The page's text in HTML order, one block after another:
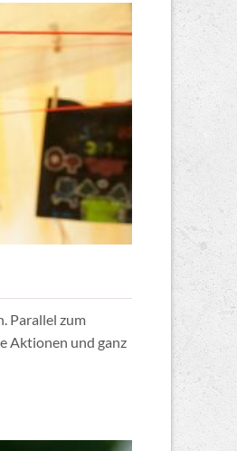
Parallel zum
Aktionen und ganz